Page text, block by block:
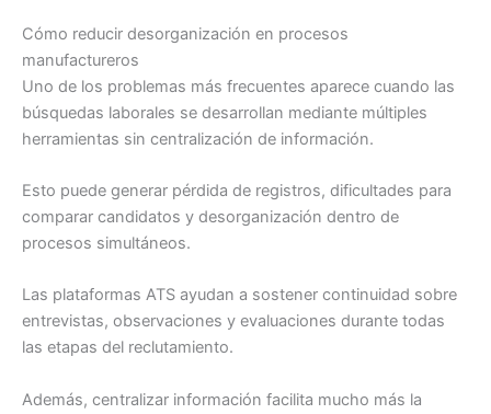
Cómo reducir desorganización en procesos
manufactureros
Uno de los problemas más frecuentes aparece cuando las
búsquedas laborales se desarrollan mediante múltiples
herramientas sin centralización de información.
Esto puede generar pérdida de registros, dificultades para
comparar candidatos y desorganización dentro de
procesos simultáneos.
Las plataformas ATS ayudan a sostener continuidad sobre
entrevistas, observaciones y evaluaciones durante todas
las etapas del reclutamiento.
Además, centralizar información facilita mucho más la